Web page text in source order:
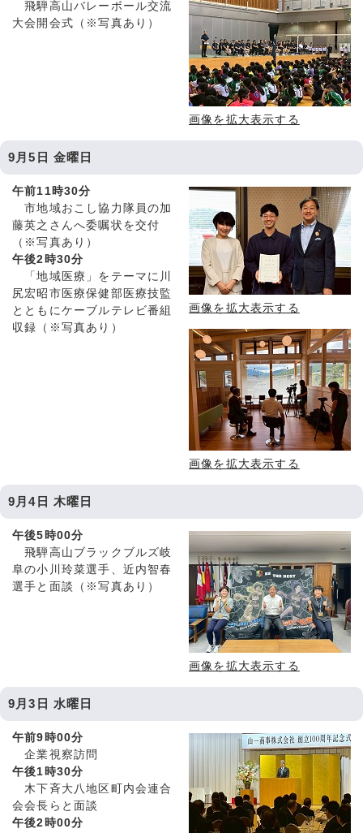
画像を拡大表示する
飛騨高山バレーボール交流
大会開会式（※写真あり）
9月5日 金曜日
画像を拡大表示する
画像を拡大表示する
午前11時30分
市地域おこし協力隊員の加
藤英之さんへ委嘱状を交付
（※写真あり）
午後2時30分
「地域医療」をテーマに川
尻宏昭市医療保健部医療技監
とともにケーブルテレビ番組
収録（※写真あり）
9月4日 木曜日
画像を拡大表示する
午後5時00分
飛騨高山ブラックブルズ岐
阜の小川玲菜選手、近内智春
選手と面談（※写真あり）
9月3日 水曜日
午前9時00分
企業視察訪問
午後1時30分
木下斉大八地区町内会連合
会会長らと面談
午後2時00分